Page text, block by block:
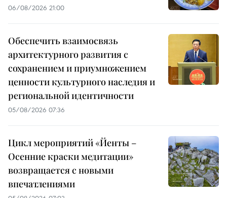
06/08/2026 21:00
Обеспечить взаимосвязь
архитектурного развития с
сохранением и приумножением
ценности культурного наследия и
региональной идентичности
05/08/2026 07:36
Цикл мероприятий «Йенты –
Осенние краски медитации»
возвращается с новыми
впечатлениями